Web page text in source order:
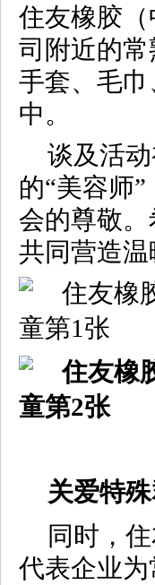
住友橡胶
司附近的
手套、毛
中。
谈及活
的“美容师
会的尊敬
共同营造温
关爱特
同时，
代表企业